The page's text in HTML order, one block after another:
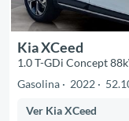
Kia XCeed
1.0 T-GDi Concept
Gasolina
2022
Ver Kia XCeed